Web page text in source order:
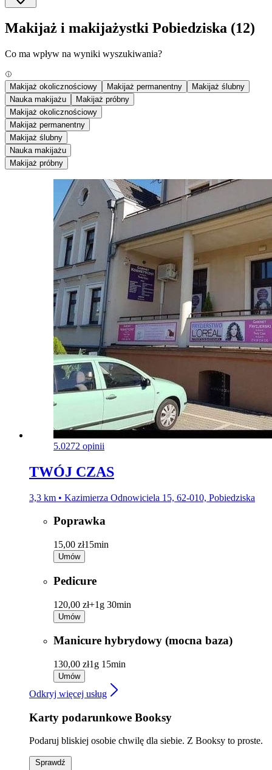
Makijaż i makijażystki Pobiedziska (12)
Co ma wpływ na wyniki wyszukiwania?
Makijaż okolicznościowy Makijaż permanentny
Makijaż ślubny
Nauka makijażu
Makijaż próbny
Makijaż okolicznościowy
Makijaż permanentny
Makijaż ślubny
Nauka makijażu
Makijaż próbny
5.0272 opinii
TWÓJ CZAS
3,3 km • Kazimierza Odnowiciela 15, 62-010, Pobiedziska
Poprawka
15,00 zł15min
Umów
Pedicure
120,00 zł+1g 30min
Umów
Manicure hybrydowy (mocna baza)
130,00 zł1g 15min
Umów
Odkryj więcej usług
Karty podarunkowe Booksy
Podaruj bliskiej osobie chwilę dla siebie. Z Booksy to proste.